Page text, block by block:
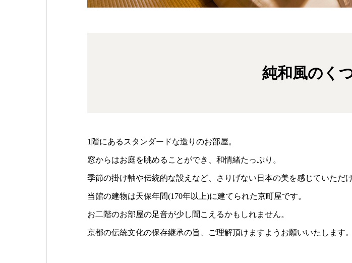
純和風のく
1階にあるスタンダードな造りのお部屋。
窓からはお庭を眺めることができ、和情緒たっぷり。
季節の掛け軸や伝統的な設えなど、さりげない日本の美を感じていただけ
当館の建物は天保年間(170年以上)に建てられた京町屋です。
お二階のお部屋の足音が少し聞こえるかもしれません。
京都の伝統文化の保存継承の旨、ご理解頂けますようお願いいたします。